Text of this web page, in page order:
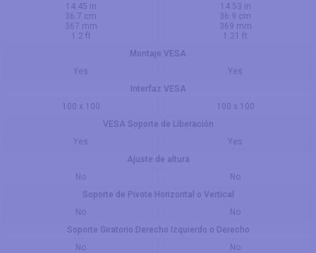
14.45 in
36.7 cm
367 mm
1.2 ft
14.53 in
36.9 cm
369 mm
1.21 ft
Montaje VESA
Yes
Yes
Interfaz VESA
100 x 100
100 x 100
VESA Soporte de Liberación
Yes
Yes
Ajuste de altura
No
No
Soporte de Pivote Horizontal o Vertical
No
No
Soporte Giratorio Derecho Izquierdo o Derecho
No
No